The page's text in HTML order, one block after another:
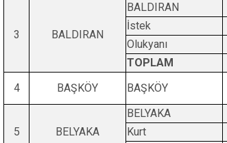
3 BALDIRAN
BALDIRAN
İstek
Olukyanı
TOPLAM
4
BAŞKÖY BAŞKÖY
5 BELYAKA
BELYAKA
Kurt